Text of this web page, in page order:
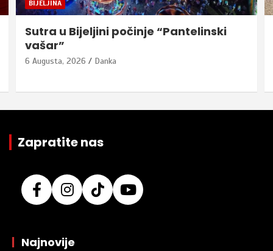
BIJELJINA
Sutra u Bijeljini počinje “Pantelinski
vašar”
6 Augusta, 2026 Danka
Zapratite nas
| Najnovije